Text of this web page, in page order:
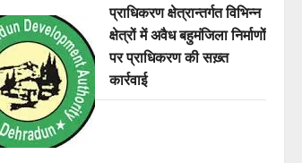
प्राधिकरण क्षेत्रान्तर्गत विभिन्न
क्षेत्रों में अवैध बहुमंजिला निर्माणों
पर प्राधिकरण की सख़्त
कार्रवाई